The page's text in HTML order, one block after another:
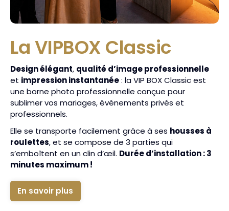
La VIPBOX Classic
Design élégant, qualité d’image professionnelle
et impression instantanée: la VIP BOX Classic est
une borne photo professionnelle conçue pour
sublimer vos mariages, événements privés et
professionnels.
Elle se transporte facilement grâce à ses housses à
roulettes, et se compose de 3 parties qui
s’emboîtent en un clin d’œil. Durée d’installation : 3
minutes maximum !
En savoir plus